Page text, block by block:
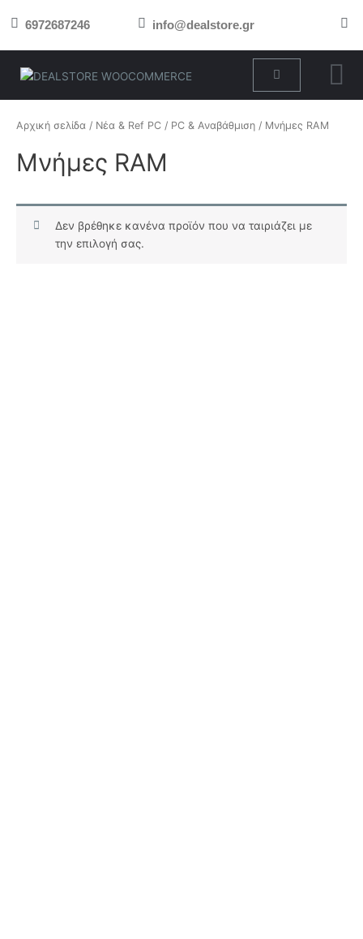
στο 6972687246 info@dealstore.gr
Cart
Αρχική σελίδα / Νέα & Ref PC / PC & Αναβάθμιση / Μνήμες RAM
Μνήμες RAM
Δεν βρέθηκε κανένα προϊόν που να ταιριάζει με
την επιλογή σας.